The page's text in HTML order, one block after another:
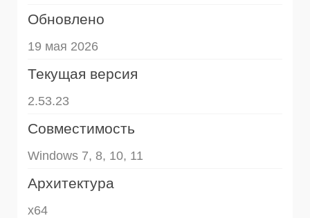
Обновлено
19 мая 2026
Текущая версия
2.53.23
Совместимость
Windows 7, 8, 10, 11
Архитектура
x64